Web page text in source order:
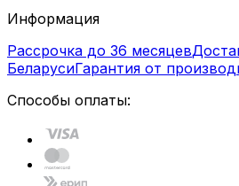
Информация
Рассрочка до 36 месяцев
БеларусиГарантия от
Способы оплаты: